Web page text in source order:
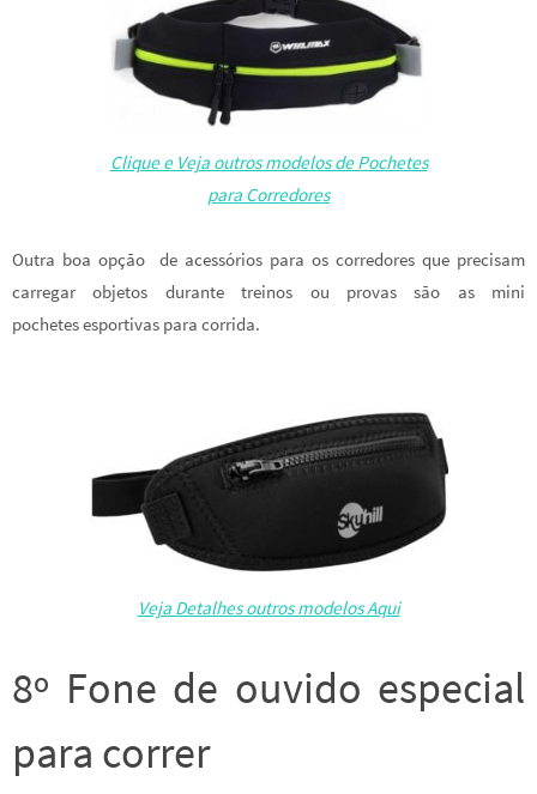
Clique e Veja outros modelos de Pochetes
para Corredores
Outra boa opção de acessórios para os corredores que precisam
carregar objetos durante treinos ou provas são as mini
pochetes esportivas para corrida.
Veja Detalhes outros modelos Aqui
8º Fone de ouvido especial
para correr